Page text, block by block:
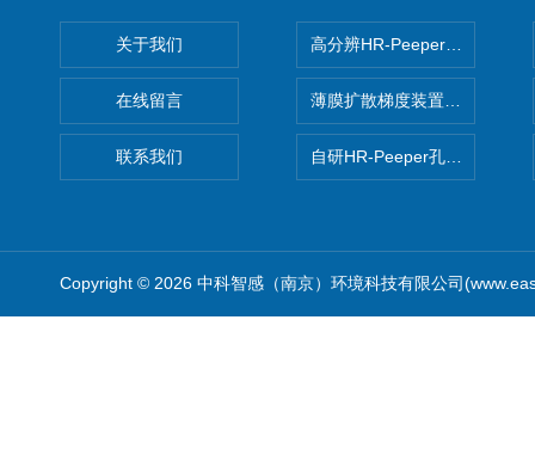
关于我们
在线留言
联系我们
高分辨HR-Peeper采样器孔隙
薄膜扩散梯度装置 Agl DGT
自研HR-Peeper孔隙水采样器
Copyright © 2026 中科智感（南京）环境科技有限公司